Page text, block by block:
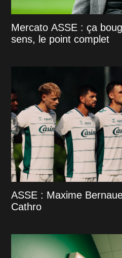
Mercato ASSE : ça
sens, le point complet
ASSE : Maxime
Cathro